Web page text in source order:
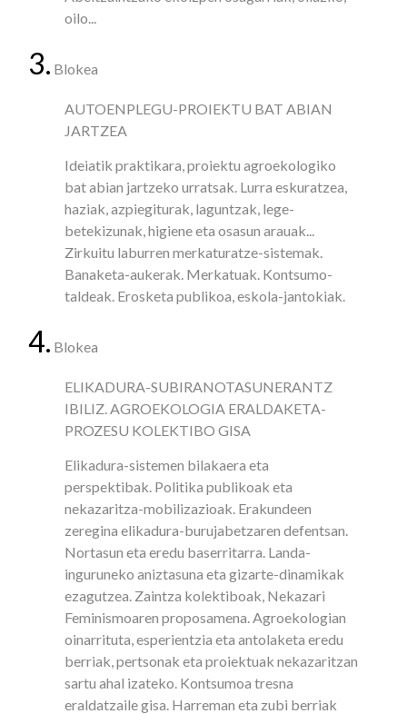
oilo...
3. Blokea
AUTOENPLEGU-PROIEKTU BAT ABIAN
JARTZEA
Ideiatik praktikara, proiektu agroekologiko
bat abian jartzeko urratsak. Lurra eskuratzea,
haziak, azpiegiturak, laguntzak, lege-
betekizunak, higiene eta osasun arauak...
Zirkuitu laburren merkaturatze-sistemak.
Banaketa-aukerak. Merkatuak. Kontsumo-
taldeak. Erosketa publikoa, eskola-jantokiak.
4. Blokea
ELIKADURA-SUBIRANOTASUNERANTZ
IBILIZ. AGROEKOLOGIA ERALDAKETA-
PROZESU KOLEKTIBO GISA
Elikadura-sistemen bilakaera eta
perspektibak. Politika publikoak eta
nekazaritza-mobilizazioak. Erakundeen
zeregina elikadura-burujabetzaren defentsan.
Nortasun eta eredu baserritarra. Landa-
inguruneko aniztasuna eta gizarte-dinamikak
ezagutzea. Zaintza kolektiboak, Nekazari
Feminismoaren proposamena. Agroekologian
oinarrituta, esperientzia eta antolaketa eredu
berriak, pertsonak eta proiektuak nekazaritzan
sartu ahal izateko. Kontsumoa tresna
eraldatzaile gisa. Harreman eta zubi berriak